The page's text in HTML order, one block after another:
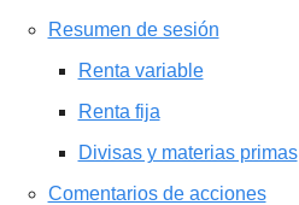
Resumen de sesión
Renta variable
Renta fija
Divisas y materias primas
Comentarios de acciones